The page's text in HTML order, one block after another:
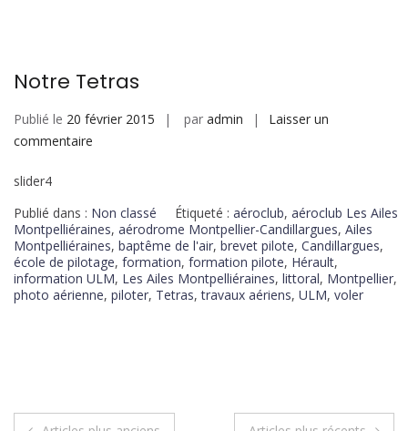
Notre Tetras
Publié le 20 février 2015 par admin
Laisser un
commentaire
slider4
Publié dans : Non classé Étiqueté : aéroclub, aéroclub Les Ailes
Montpelliéraines, aérodrome Montpellier-Candillargues, Ailes
Montpelliéraines, baptême de l'air, brevet pilote, Candillargues,
école de pilotage, formation, formation pilote, Hérault,
information ULM, Les Ailes Montpelliéraines, littoral, Montpellier,
photo aérienne, piloter, Tetras,travaux aériens, ULM, voler